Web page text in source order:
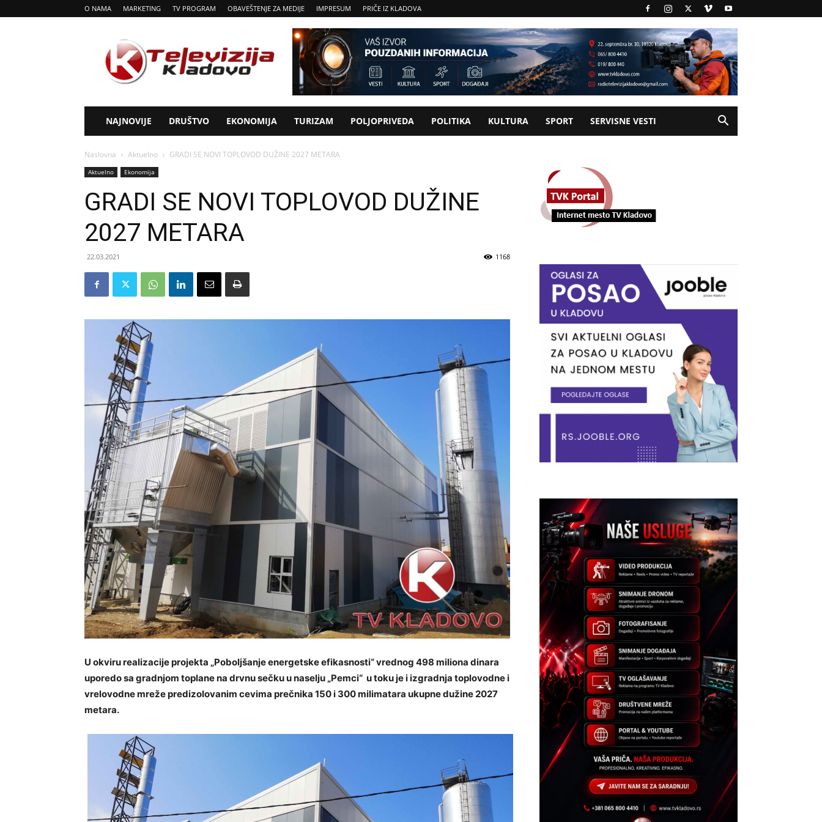
O NAMA MARKETING TV PROGRAM OBAVEŠTENJE ZA MEDIJE IMPRESUM PRIČE IZ KLADOVA
Tv
Kladovo
NAJNOVIJE DRUŠTVO EKONOMIJA TURIZAM POLJOPRIVEDA POLITIKA KULTURA SPORT SERVISNE VESTI
Naslovna Aktuelno GRADI SE NOVI TOPLOVOD DUŽINE 2027 METARA
Aktuelno Ekonomija
GRADI SE NOVI TOPLOVOD DUŽINE
2027 METARA
22.03.2021 1168
U okviru realizacije projekta „Poboljšanje energetske efikasnosti“ vrednog 498 miliona dinara
uporedo sa gradnjom toplane na drvnu sečku u naselju „Pemci“ u toku je i izgradnja toplovodne i
vrelovodne mreže predizolovanim cevima prečnika 150 i 300 milimatara ukupne dužine 2027
metara.